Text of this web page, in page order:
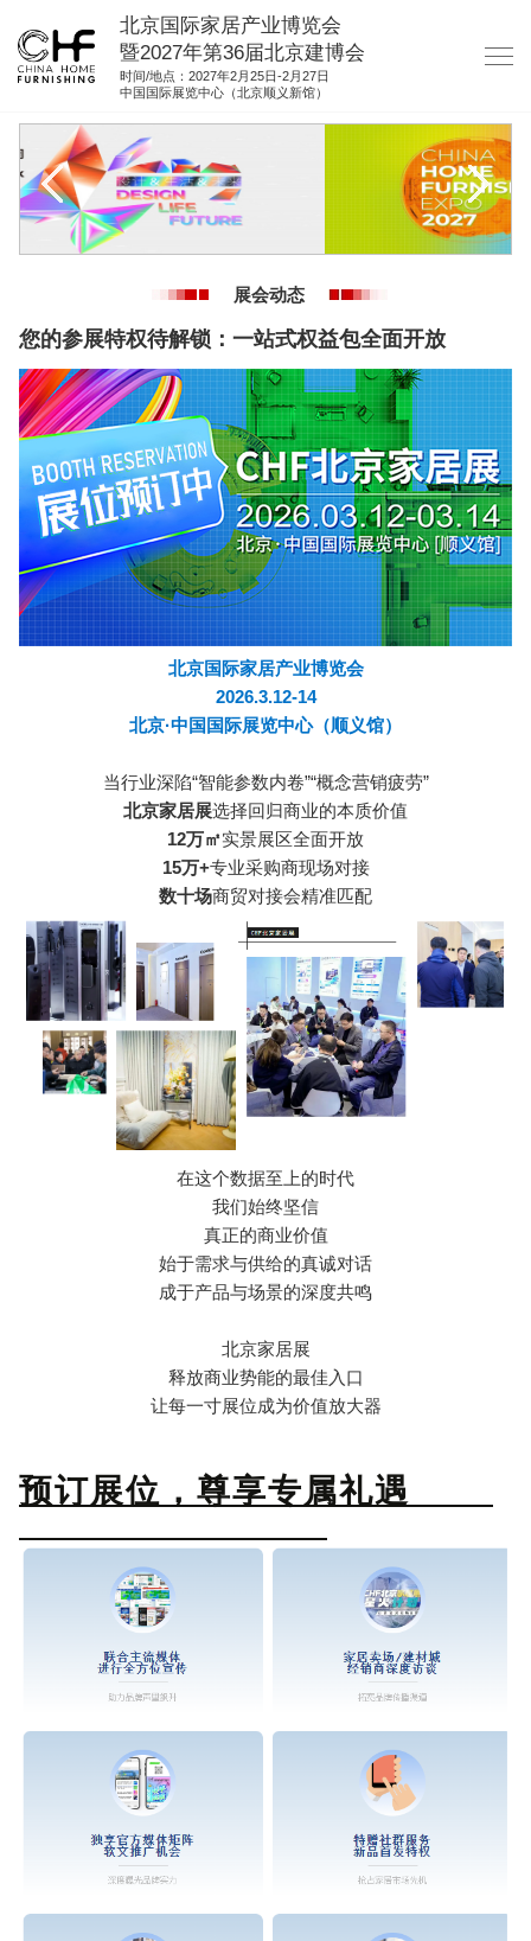
北京国际家居产业博览会
暨2027年第36届北京建博会
时间/地点：2027年2月25日-2月27日
中国国际展览中心（北京顺义新馆）
网站首页
关于我们
展商服务
资料下载
集团展会
参展联络
展会动态
您的参展特权待解锁：一站式权益包全面开放
北京国际家居产业博览会
2026.3.12-14
北京·中国国际展览中心（顺义馆）
当行业深陷“智能参数内卷”“概念营销疲劳”
北京家居展选择回归商业的本质价值
12万㎡实景展区全面开放
15万+专业采购商现场对接
数十场商贸对接会精准匹配
在这个数据至上的时代
我们始终坚信
真正的商业价值
始于需求与供给的真诚对话
成于产品与场景的深度共鸣
北京家居展
释放商业势能的最佳入口
让每一寸展位成为价值放大器
预订展位，尊享专属礼遇